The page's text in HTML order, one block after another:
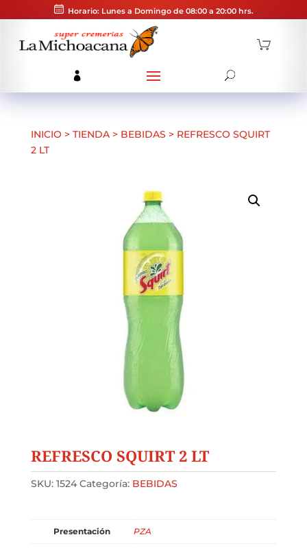
Horario: Lunes a Domingo de 08:00 a 20:00 hrs.
INICIO > TIENDA> BEBIDAS > REFRESCO SQUIRT
2 LT
REFRESCO SQUIRT 2 LT
SKU: 1524 Categoría: BEBIDAS
Presentación PZA